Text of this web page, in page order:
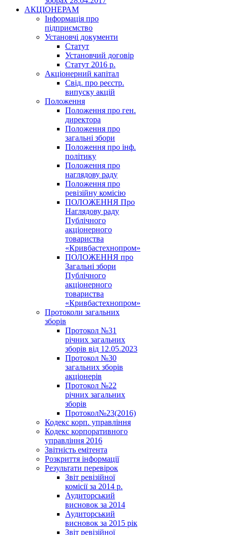
АКЦІОНЕРАМ
Інформація про
підприємство
Установчі документи
Статут
Установчий договір
Статут 2016 р.
Акціонерний капітал
Свід. про реєстр.
випуску акцій
Положення
Положення про ген.
директора
Положення про
загальні збори
Положення про інф.
політику
Положення про
наглядову раду
Положення про
ревізійну комісію
ПОЛОЖЕННЯ Про
Наглядову раду
Публічного
акціонерного
товариства
«Кривбастехнопром»
ПОЛОЖЕННЯ про
Загальні збори
Публічного
акціонерного
товариства
«Кривбастехнопром»
Протоколи загальних
зборів
Протокол №31
річних загальних
зборів від 12.05.2023
Протокол №30
загальних зборів
акціонерів
Протокол №22
річних загальних
зборів
Протокол№23(2016)
Кодекс корп. управління
Кодекс корпоративного
управління 2016
Звітність емітента
Розкриття інформації
Результати перевірок
Звіт ревізійної
комісії за 2014 р.
Аудиторський
висновок за 2014
Аудиторський
висновок за 2015 рік
Звіт ревізійної